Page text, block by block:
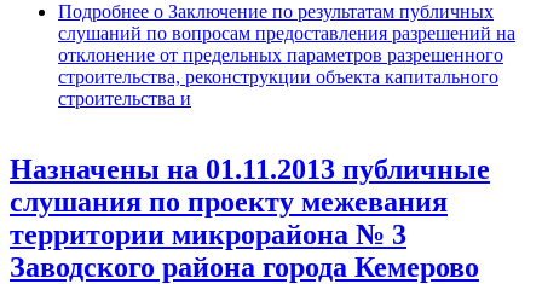
Подробнее о Заключение по результатам публичных
слушаний по вопросам предоставления разрешений на
отклонение от предельных параметров разрешенного
строительства, реконструкции объекта капитального
строительства и
Назначены на 01.11.2013 публичные
слушания по проекту межевания
территории микрорайона № 3
Заводского района города Кемерово